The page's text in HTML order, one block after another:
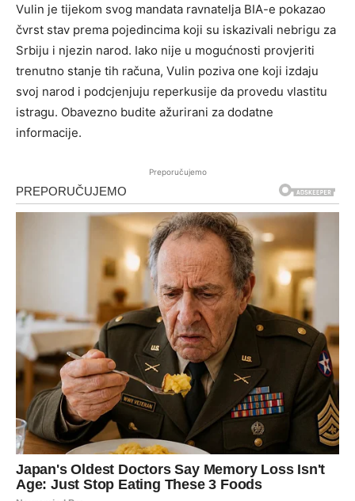
Vulin je tijekom svog mandata ravnatelja BIA-e pokazao
čvrst stav prema pojedincima koji su iskazivali nebrigu za
Srbiju i njezin narod. Iako nije u mogućnosti provjeriti
trenutno stanje tih računa, Vulin poziva one koji izdaju
svoj narod i podcjenjuju reperkusije da provedu vlastitu
istragu. Obavezno budite ažurirani za dodatne
informacije.
Preporučujemo